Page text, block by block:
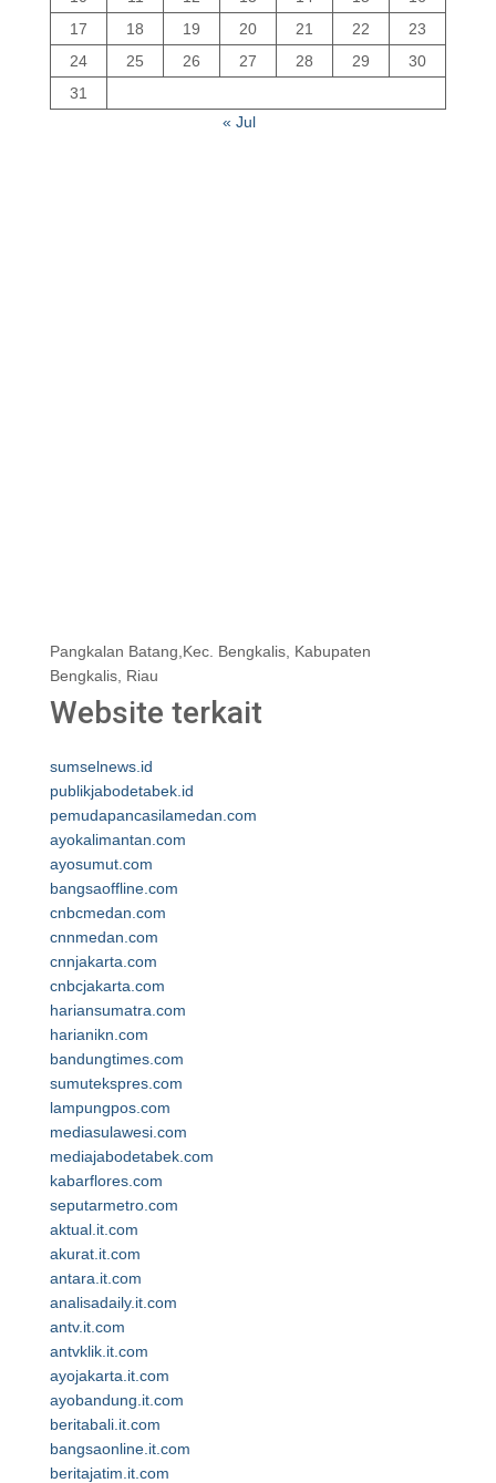
17
18 19 20 21 22
23
24
25 26 27 28 29
30
31
« Jul
Pangkalan Batang,Kec. Bengkalis, Kabupaten
Bengkalis, Riau
Website terkait
sumselnews.id
publikjabodetabek.id
pemudapancasilamedan.com
ayokalimantan.com
ayosumut.com
bangsaoffline.com
cnbcmedan.com
cnnmedan.com
cnnjakarta.com
cnbcjakarta.com
hariansumatra.com
harianikn.com
bandungtimes.com
sumutekspres.com
lampungpos.com
mediasulawesi.com
mediajabodetabek.com
kabarflores.com
seputarmetro.com
aktual.it.com
akurat.it.com
antara.it.com
analisadaily.it.com
antv.it.com
antvklik.it.com
ayojakarta.it.com
ayobandung.it.com
beritabali.it.com
bangsaonline.it.com
beritajatim.it.com